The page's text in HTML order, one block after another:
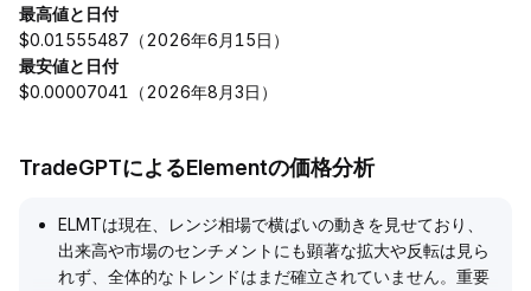
最高値と日付
$0.01555487（2026年6月15日）
最安値と日付
$0.00007041（2026年8月3日）
TradeGPTによるElementの価格分析
ELMTは現在、レンジ相場で横ばいの動きを見せており、
出来高や市場のセンチメントにも顕著な拡大や反転は見ら
れず、全体的なトレンドはまだ確立されていません。重要